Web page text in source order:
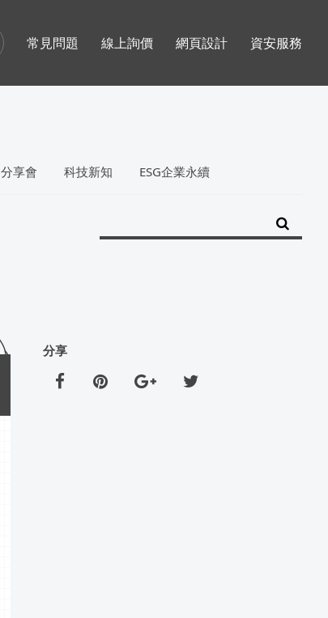
分享會 科技新知 ESG企業永續
分享